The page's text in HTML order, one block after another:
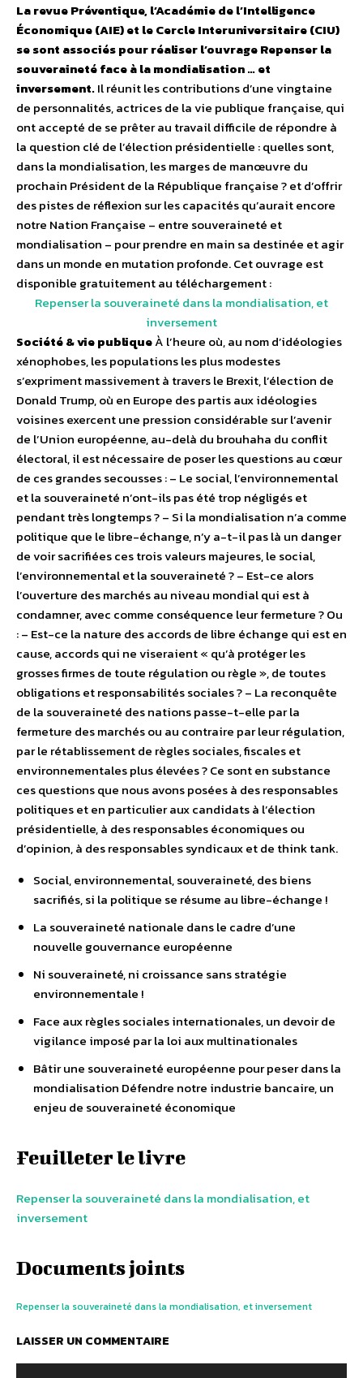
La revue Préventique, l’Académie de l’Intelligence
Économique (AIE) et le Cercle Interuniversitaire (CIU)
se sont associés pour réaliser l’ouvrage Repenser la
souveraineté face à la mondialisation … et
inversement.Il réunit les contributions d’une vingtaine
de personnalités, actrices de la vie publique française, qui
ont accepté de se prêter au travail difficile de répondre à
la question clé de l’élection présidentielle : quelles sont,
dans la mondialisation, les marges de manœuvre du
prochain Président de la République française ? et d’offrir
des pistes de réflexion sur les capacités qu’aurait encore
notre Nation Française – entre souveraineté et
mondialisation – pour prendre en main sa destinée et agir
dans un monde en mutation profonde. Cet ouvrage est
disponible gratuitement au téléchargement :
Repenser la souveraineté dans la mondialisation, et
inversement
Société & vie publiqueÀ l’heure où, au nom d’idéologies
xénophobes, les populations les plus modestes
s’expriment massivement à travers le Brexit, l’élection de
Donald Trump, où en Europe des partis aux idéologies
voisines exercent une pression considérable sur l’avenir
de l’Union européenne, au-delà du brouhaha du conflit
électoral, il est nécessaire de poser les questions au cœur
de ces grandes secousses : – Le social, l’environnemental
et la souveraineté n’ont-ils pas été trop négligés et
pendant très longtemps ? – Si la mondialisation n’a comme
politique que le libre-échange, n’y a-t-il pas là un danger
de voir sacrifiées ces trois valeurs majeures, le social,
l’environnemental et la souveraineté ? – Est-ce alors
l’ouverture des marchés au niveau mondial qui est à
condamner, avec comme conséquence leur fermeture ? Ou
: – Est-ce la nature des accords de libre échange qui est en
cause, accords qui ne viseraient « qu’à protéger les
grosses firmes de toute régulation ou règle », de toutes
obligations et responsabilités sociales ? – La reconquête
de la souveraineté des nations passe-t-elle par la
fermeture des marchés ou au contraire par leur régulation,
par le rétablissement de règles sociales, fiscales et
environnementales plus élevées ? Ce sont en substance
ces questions que nous avons posées à des responsables
politiques et en particulier aux candidats à l’élection
présidentielle, à des responsables économiques ou
d’opinion, à des responsables syndicaux et de think tank.
Social, environnemental, souveraineté, des biens
sacrifiés, si la politique se résume au libre-échange !
La souveraineté nationale dans le cadre d’une
nouvelle gouvernance européenne
Ni souveraineté, ni croissance sans stratégie
environnementale !
Face aux règles sociales internationales, un devoir de
vigilance imposé par la loi aux multinationales
Bâtir une souveraineté européenne pour peser dans la
mondialisation Défendre notre industrie bancaire, un
enjeu de souveraineté économique
Feuilleter le livre
Repenser la souveraineté dans la mondialisation, et
inversement
Documents joints
Repenser la souveraineté dans la mondialisation, et inversement
LAISSER UN COMMENTAIRE